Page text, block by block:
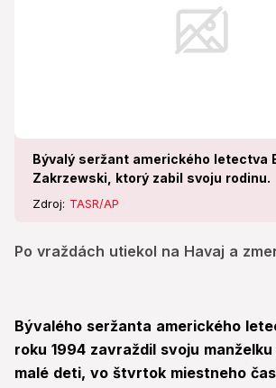
Bývalý seržant amerického letectva
Zakrzewski, ktorý zabil svoju rodinu.
Zdroj: TASR/AP
Po vraždách utiekol na Havaj a
Bývalého seržanta amerického
roku 1994 zavraždil svoju
malé deti, vo štvrtok miestneho